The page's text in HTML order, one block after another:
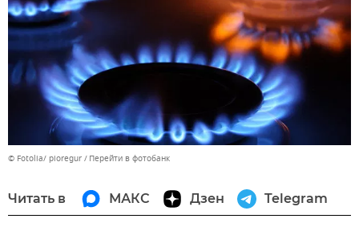
© Fotolia/ pioregur Перейти в фотобанк
Читать в МАКС Дзен Telegram